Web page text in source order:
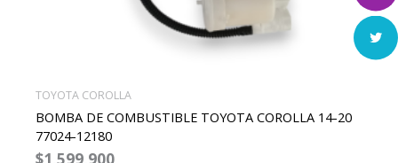
TOYOTA COROLLA
BOMBA DE COMBUSTIBLE TOYOTA COROLLA 14-20
77024-12180